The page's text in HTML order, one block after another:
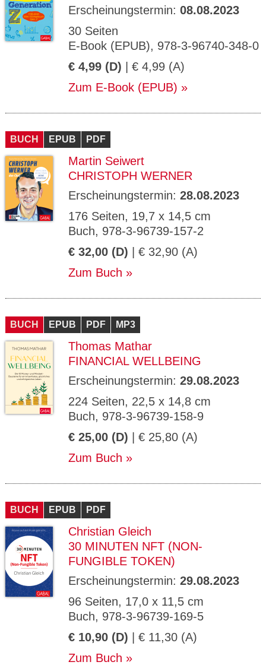
Erscheinungstermin: 08.08.2023
30 Seiten
E-Book (EPUB), 978-3-96740-348-0
€ 4,99 (D) | € 4,99 (A)
Zum E-Book (EPUB)
BUCH EPUB PDF
Martin Seiwert
CHRISTOPH WERNER
Erscheinungstermin: 28.08.2023
176 Seiten, 19,7 x 14,5 cm
Buch, 978-3-96739-157-2
€ 32,00 (D) | € 32,90 (A)
Zum Buch
BUCH EPUB PDF MP3
Thomas Mathar
FINANCIAL WELLBEING
Erscheinungstermin: 29.08.2023
224 Seiten, 22,5 x 14,8 cm
Buch, 978-3-96739-158-9
€ 25,00 (D) | € 25,80 (A)
Zum Buch
BUCH EPUB PDF
Christian Gleich
30 MINUTEN NFT (NON-
FUNGIBLE TOKEN)
Erscheinungstermin: 29.08.2023
96 Seiten, 17,0 x 11,5 cm
Buch, 978-3-96739-169-5
€ 10,90 (D) | € 11,30 (A)
Zum Buch